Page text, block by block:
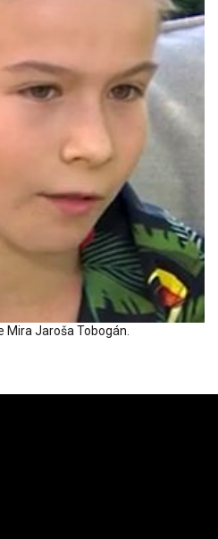
Mira Jaroša Tobogán.